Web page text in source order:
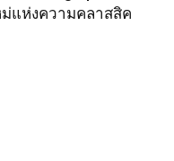
ม่แห่งความคลาสสิค